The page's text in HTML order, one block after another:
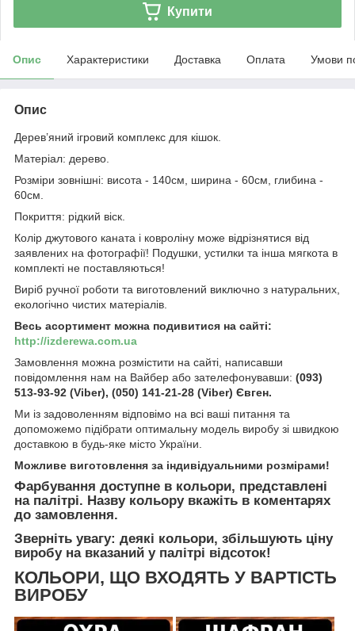
Купити
Опис Характеристики Доставка Оплата Умови
Опис
Дерев’яний ігровий комплекс для кішок.
Матеріал: дерево.
Розміри зовнішні: висота - 140см, ширина - 60см, глибина -
60см.
Покриття: рідкий віск.
Колір джутового каната і ковроліну може відрізнятися від
заявлених на фотографії! Подушки, устилки та інша мягкота в
комплекті не поставляються!
Виріб ручної роботи та виготовлений виключно з натуральних,
екологічно чистих матеріалів.
Весь асортимент можна подивитися на сайті:
http://izderewa.com.ua
Замовлення можна розмістити на сайті, написавши
повідомлення нам на Вайбер або зателефонувавши: (093)
513-93-92 (Viber), (050) 141-21-28 (Viber) Євген.
Ми із задоволенням відповімо на всі ваші питання та
допоможемо підібрати оптимальну модель виробу зі швидкою
доставкою в будь-яке місто України.
Можливе виготовлення за індивідуальними розмірами!
Фарбування доступне в кольори, представлені
на палітрі. Назву кольору вкажіть в коментарях
до замовлення.
Зверніть увагу: деякі кольори, збільшують ціну
виробу на вказаний у палітрі відсоток!
КОЛЬОРИ, ЩО ВХОДЯТЬ У ВАРТІСТЬ
ВИРОБУ